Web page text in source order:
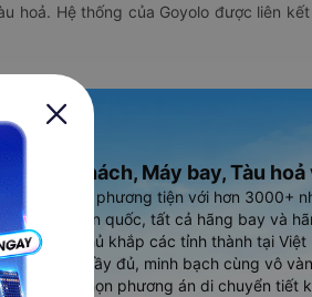
hoả. Hệ thống của Goyolo được liên
vé Xe khách, Máy bay, Tàu hoả
đặt vé đa phương tiện với hơn 3000+
đường toàn quốc, tất cả hãng bay và
du lịch phủ khắp các tỉnh thành tại Việt
thông tin đầy đủ, minh bạch cùng vô
và lựa chọn phương án di chuyển tiết